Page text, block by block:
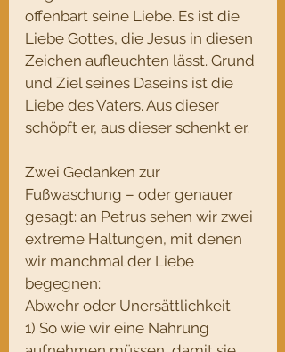
offenbart seine Liebe. Es ist die
Liebe Gottes, die Jesus in diesen
Zeichen aufleuchten lässt. Grund
und Ziel seines Daseins ist die
Liebe des Vaters. Aus dieser
schöpft er, aus dieser schenkt er.
Zwei Gedanken zur
Fußwaschung – oder genauer
gesagt: an Petrus sehen wir zwei
extreme Haltungen, mit denen
wir manchmal der Liebe
begegnen:
Abwehr oder Unersättlichkeit
1) So wie wir eine Nahrung